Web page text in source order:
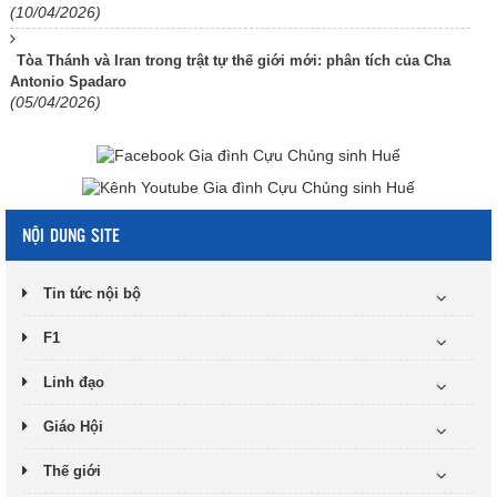
(10/04/2026)
Tòa Thánh và Iran trong trật tự thế giới mới: phân tích của Cha
Antonio Spadaro
(05/04/2026)
NỘI DUNG SITE
Tin tức nội bộ
F1
Linh đạo
Giáo Hội
Thế giới